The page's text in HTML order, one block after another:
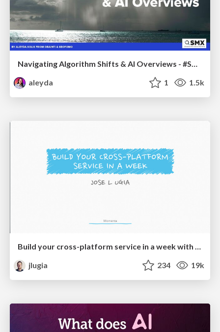
Navigating Algorithm Shifts & AI Overviews - #SMXNext
aleyda
1 1.5k
Build your cross-platform service in a week with App Engine
jlugia
234 19k